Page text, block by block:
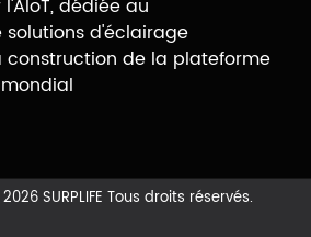
dédiée au
d'éclairage
construction de la plateforme
SURPLIFE Tous droits réservés.